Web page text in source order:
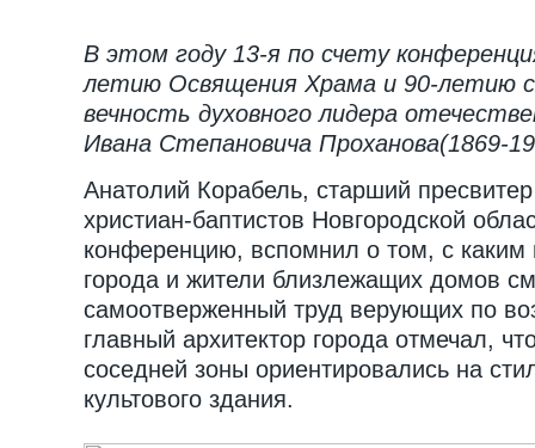
В этом году 13-я по счету
летию Освящения Храма и 90-летию
вечность духовного лидера
Ивана Степановича Проханова(1869-
Анатолий Корабель, старший пресвитер
христиан-баптистов Новгородской
конференцию, вспомнил о том, с каким
города и жители близлежащих домов
самоотверженный труд верующих по
главный архитектор города отмечал,
соседней зоны ориентировались на
культового здания.